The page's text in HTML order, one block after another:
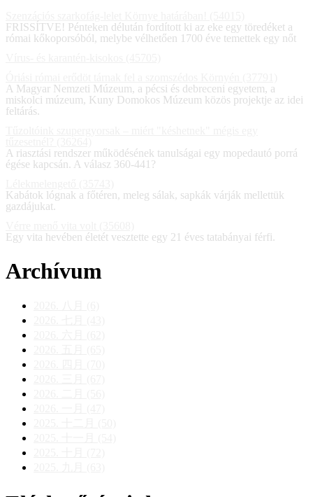
FRISSÍTVE! Pénteken délután fordított ki az eke egy töredéket a
római kőkoporsóból, melybe vélhetően 1700 éve temettek egy nőt
A Magyar Nemzeti Múzeum, a pécsi és debreceni egyetem, a
miskolci múzeum, Kuny Domokos Múzeum közös projektje az idei
feltárás.
A riasztási rendszer működésének tanulságai egy mopedautó porrá
égése kapcsán. A válasz 360-441?
Kabátok lógnak a főtéren, meleg sálak, sapkák várják mellettük
gazdájukat.
Egy vita hevében életét vesztette egy 21 éves tatabányai férfi.
Archívum